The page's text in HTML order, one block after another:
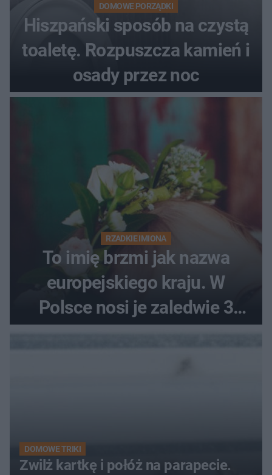
DOMOWE PORZĄDKI
Hiszpański sposób na czystą
toaletę. Rozpuszcza kamień i
osady przez noc
RZADKIE IMIONA
To imię brzmi jak nazwa
europejskiego kraju. W
Polsce nosi je zaledwie 3
kobiety
DOMOWE TRIKI
Zwilż kartkę i połóż na parapecie.